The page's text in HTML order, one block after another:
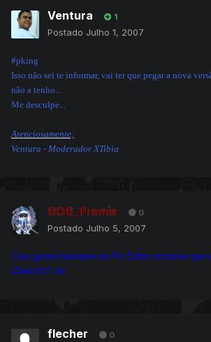
Ventura 1
Postado Julho 1, 2007
#pking
Isso não sei te informar, vai ter que pegar a nova
não a tenho...
Me desculpe...
Atenciosamente;
Ventura - Moderador XTibia
GOD_Premia 0
Postado Julho 5, 2007
Cara gostei bastante do Pic Editor inclusive que
Client 8.0 :lol:
flecher 0